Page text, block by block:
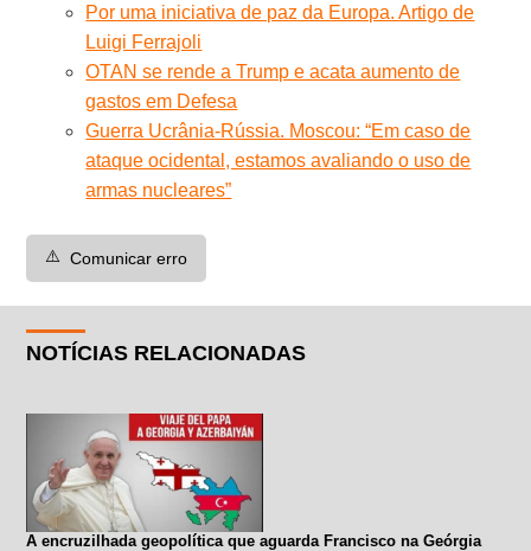
Por uma iniciativa de paz da Europa. Artigo de
Luigi Ferrajoli
OTAN se rende a Trump e acata aumento de
gastos em Defesa
Guerra Ucrânia-Rússia. Moscou: “Em caso de
ataque ocidental, estamos avaliando o uso de
armas nucleares”
⚠️ Comunicar erro
NOTÍCIAS RELACIONADAS
A encruzilhada geopolítica que aguarda Francisco na Geórgia